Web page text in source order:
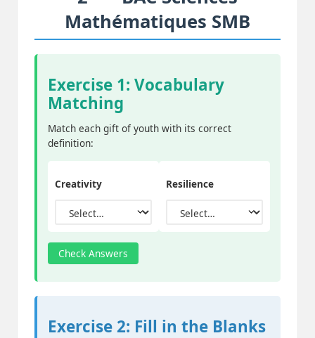
Mathématiques SMB
Exercise 1: Vocabulary
Matching
Match each gift of youth with its correct
definition:
Creativity Resilience
Check Answers
Exercise 2: Fill in the Blanks